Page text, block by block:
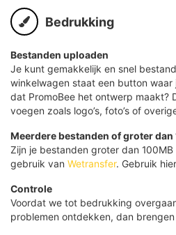
Bedrukking
Bestanden uploaden
Je kunt gemakkelijk en snel
winkelwagen staat een button
dat PromoBee het ontwerp maakt?
voegen zoals logo’s, foto’s of
Meerdere bestanden of groter dan
Zijn je bestanden groter dan
gebruik van Wetransfer. Gebruik
Controle
Voordat we tot bedrukking
problemen ontdekken, dan